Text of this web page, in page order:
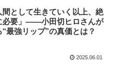
間として生きていく以上、絶
必要」——小田切ヒロさんが
“最強リップ”の真価とは？
2025.06.01